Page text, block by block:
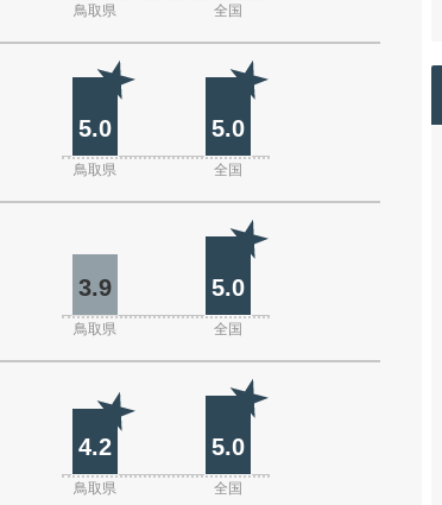
鳥取県 全国
5.0 5.0
鳥取県 全国
3.9 5.0
鳥取県 全国
4.2 5.0
鳥取県 全国